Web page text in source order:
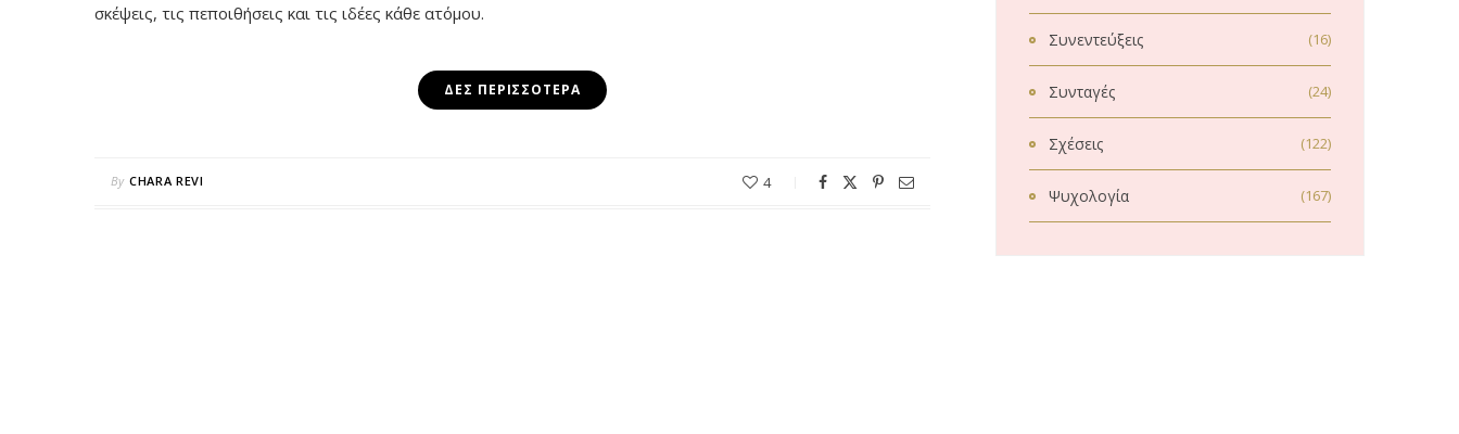
σκέψεις, τις πεποιθήσεις και τις ιδέες κάθε ατόμου.
ΔΕΣ ΠΕΡΙΣΣΌΤΕΡΑ
By CHARA REVI 4
Συνεντεύξεις (16)
Συνταγές (24)
Σχέσεις (122)
Ψυχολογία (167)